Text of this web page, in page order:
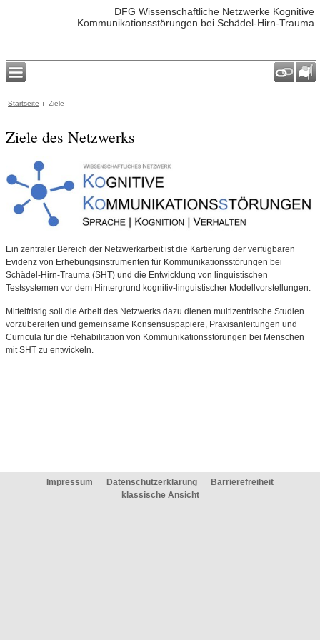
DFG Wissenschaftliche Netzwerke Kognitive
Kommunikationsstörungen bei Schädel-Hirn-Trauma
Startseite Ziele
Ziele des Netzwerks
Ein zentraler Bereich der Netzwerkarbeit ist die Kartierung der verfügbaren
Evidenz von Erhebungsinstrumenten für Kommunikationsstörungen bei
Schädel-Hirn-Trauma (SHT) und die Entwicklung von linguistischen
Testsystemen vor dem Hintergrund kognitiv-linguistischer Modellvorstellungen.
Mittelfristig soll die Arbeit des Netzwerks dazu dienen multizentrische Studien
vorzubereiten und gemeinsame Konsensuspapiere, Praxisanleitungen und
Curricula für die Rehabilitation von Kommunikationsstörungen bei Menschen
mit SHT zu entwickeln.
Impressum Datenschutzerklärung
Barrierefreiheit
klassische Ansicht